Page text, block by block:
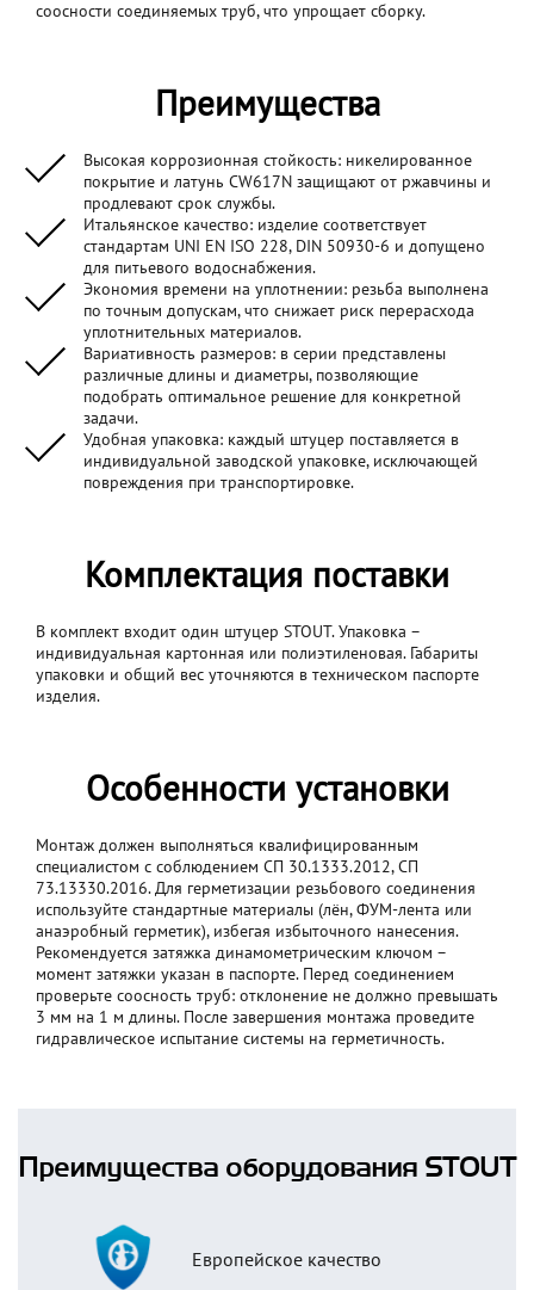
соосности соединяемых труб, что упрощает сборку.
Преимущества
Высокая коррозионная стойкость: никелированное
покрытие и латунь CW617N защищают от ржавчины и
продлевают срок службы.
Итальянское качество: изделие соответствует
стандартам UNI EN ISO 228, DIN 50930-6 и допущено
для питьевого водоснабжения.
Экономия времени на уплотнении: резьба выполнена
по точным допускам, что снижает риск перерасхода
уплотнительных материалов.
Вариативность размеров: в серии представлены
различные длины и диаметры, позволяющие
подобрать оптимальное решение для конкретной
задачи.
Удобная упаковка: каждый штуцер поставляется в
индивидуальной заводской упаковке, исключающей
повреждения при транспортировке.
Комплектация поставки
В комплект входит один штуцер STOUT. Упаковка –
индивидуальная картонная или полиэтиленовая. Габариты
упаковки и общий вес уточняются в техническом паспорте
изделия.
Особенности установки
Монтаж должен выполняться квалифицированным
специалистом с соблюдением СП 30.1333.2012, СП
73.13330.2016. Для герметизации резьбового соединения
используйте стандартные материалы (лён, ФУМ-лента или
анаэробный герметик), избегая избыточного нанесения.
Рекомендуется затяжка динамометрическим ключом –
момент затяжки указан в паспорте. Перед соединением
проверьте соосность труб: отклонение не должно превышать
3 мм на 1 м длины. После завершения монтажа проведите
гидравлическое испытание системы на герметичность.
Преимущества оборудования STOUT
Европейское качество